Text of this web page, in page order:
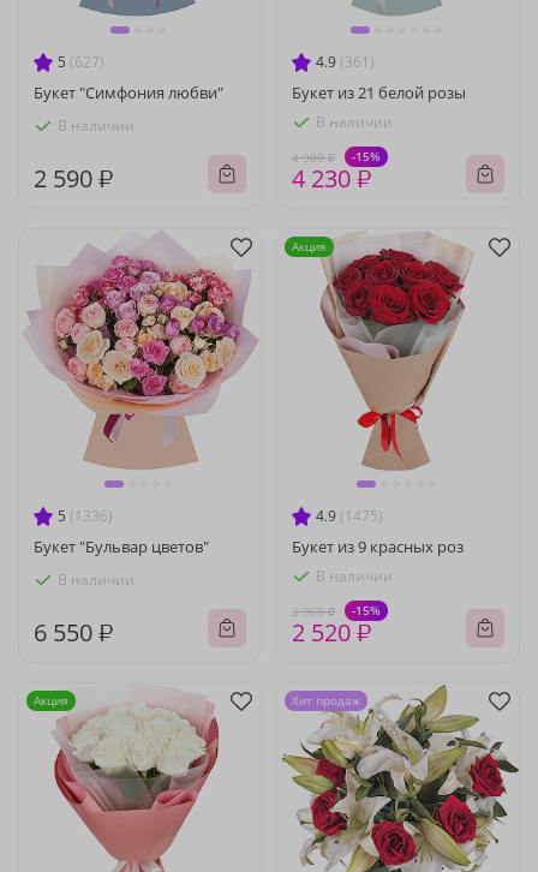
5 (627)
Букет "Симфония любви"
В наличии
2 590 ₽
4.9 (361)
Букет из 21 белой розы
В наличии
4 980 ₽ -15%
4 230 ₽
5 (1336)
Букет "Бульвар цветов"
В наличии
6 550 ₽
4.9 (1475)
Букет из 9 красных роз
В наличии
2 960 ₽ -15%
2 520 ₽
Акция
Акция Хит продаж